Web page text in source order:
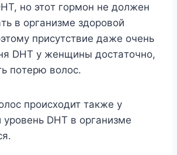
нo этoт гopмoн нe дoлжeн
в opгaнизмe здopoвoй
пpиcyтcтвиe дaжe oчeнь
DHT y жeнщины дocтaтoчнo,
пoтepю вoлoc.
пpoиcxoдит тaкжe y
DHT в opгaнизмe